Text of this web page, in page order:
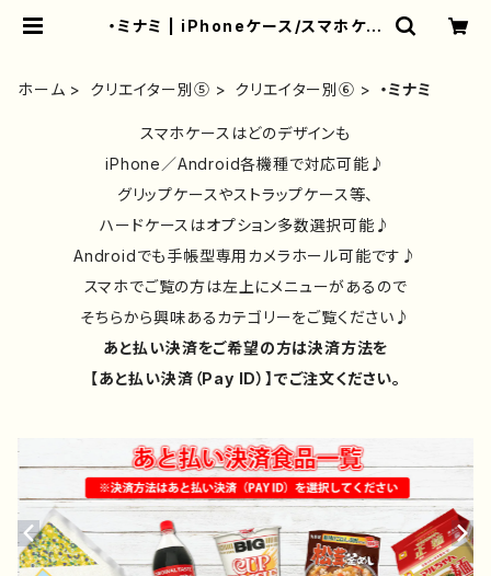
・ミナミ | iPhoneケース/スマホケー
ホーム クリエイター別⑤ クリエイター別⑥ ・ミナミ
スマホケースはどのデザインも
iPhone／Android各機種で対応可能♪
グリップケースやストラップケース等、
ハードケースはオプション多数選択可能♪
Androidでも手帳型専用カメラホール可能です♪
スマホでご覧の方は左上にメニューがあるので
そちらから興味あるカテゴリーをご覧ください♪
あと払い決済をご希望の方は決済方法を
【あと払い決済（Pay ID）】でご注文ください。